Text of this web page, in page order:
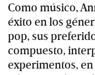
Como músico,
éxito en los
pop, sus
compuesto,
experimentos,